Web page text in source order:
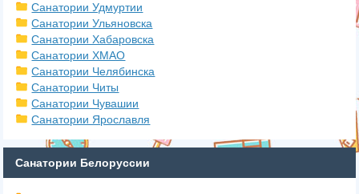
Санатории Удмуртии
Санатории Ульяновска
Санатории Хабаровска
Санатории ХМАО
Санатории Челябинска
Санатории Читы
Санатории Чувашии
Санатории Ярославля
Санатории Белоруссии